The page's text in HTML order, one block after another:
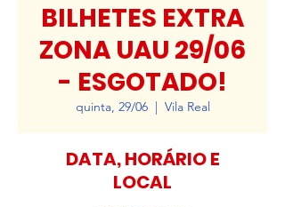
BILHETES EXTRA
ZONA UAU 29/06
- ESGOTADO!
quinta, 29/06
  |
Vila Real
DATA, HORÁRIO E
LOCAL